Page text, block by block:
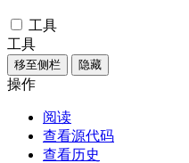
工具
工具
移至侧栏 隐藏
操作
阅读
查看源代码
查看历史